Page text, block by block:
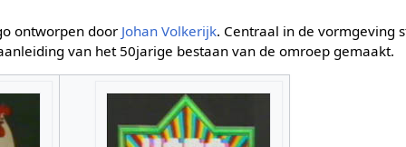
ontworpen door Johan Volkerijk. Centraal in de vormgeving
van het 50jarige bestaan van de omroep gemaakt.